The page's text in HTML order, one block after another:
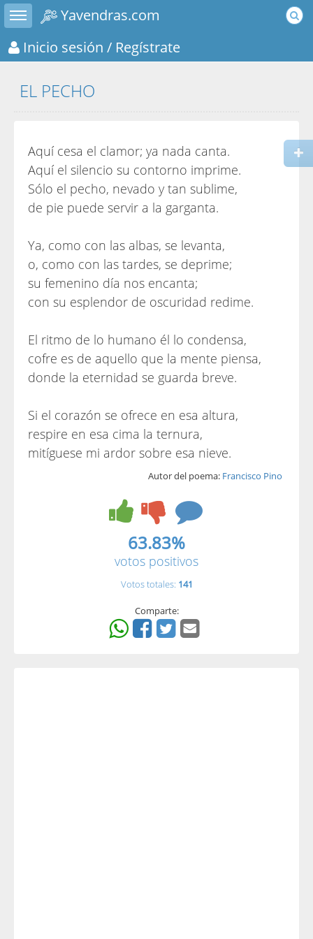
Toggle sidebar
Yavendras.com
Inicio sesión / Regístrate
EL PECHO
Aquí cesa el clamor; ya nada canta.
Aquí el silencio su contorno imprime.
Sólo el pecho, nevado y tan sublime,
de pie puede servir a la garganta.
Ya, como con las albas, se levanta,
o, como con las tardes, se deprime;
su femenino día nos encanta;
con su esplendor de oscuridad redime.
El ritmo de lo humano él lo condensa,
cofre es de aquello que la mente piensa,
donde la eternidad se guarda breve.
Si el corazón se ofrece en esa altura,
respire en esa cima la ternura,
mitíguese mi ardor sobre esa nieve.
Autor del poema: Francisco Pino
63.83%
votos positivos
Votos totales: 141
Comparte: